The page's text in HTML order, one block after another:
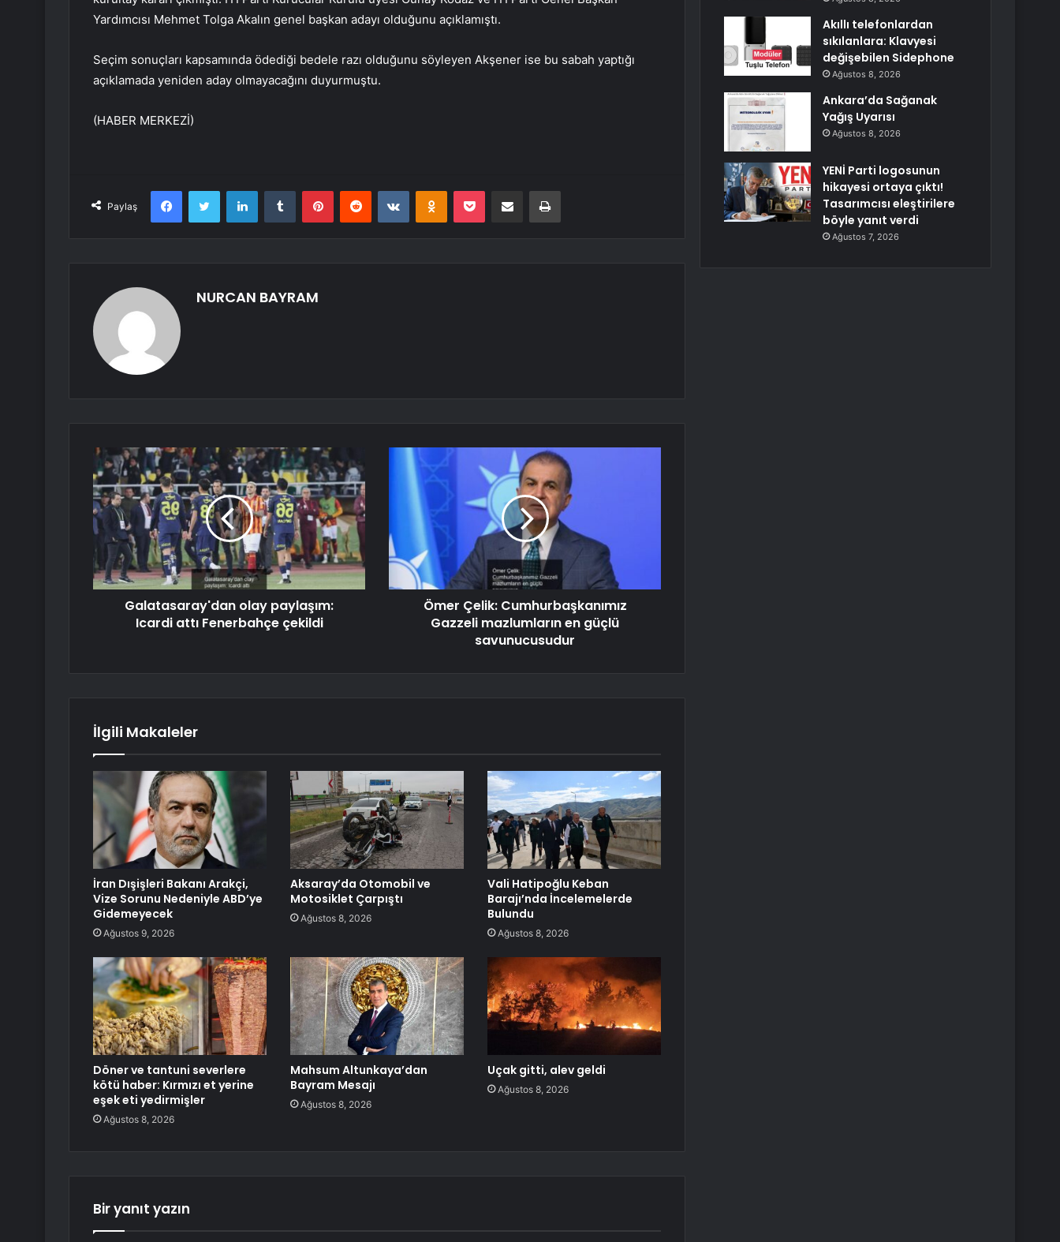
Yardımcısı Mehmet Tolga Akalın genel başkan adayı olduğunu açıklamıştı.
Seçim sonuçları kapsamında ödediği bedele razı olduğunu söyleyen Akşener ise bu sabah yaptığı
açıklamada yeniden aday olmayacağını duyurmuştu.
(HABER MERKEZİ)
Paylaş
FacebookTwitter LinkedInTumblr PinterestReddit VKontakteOdnoklassniki
Pocket E-Posta ile paylaş Yazdır
NURCAN BAYRAM
Galatasaray'dan olay paylaşım:
Icardi attı Fenerbahçe çekildi
Ömer Çelik: Cumhurbaşkanımız
Gazzeli mazlumların en güçlü
savunucusudur
İlgili Makaleler
İran Dışişleri Bakanı Arakçi,
Vize Sorunu Nedeniyle ABD’ye
Gidemeyecek
Ağustos 9, 2026
Aksaray’da Otomobil ve
Motosiklet Çarpıştı
Ağustos 8, 2026
Vali Hatipoğlu Keban
Barajı’nda İncelemelerde
Bulundu
Ağustos 8, 2026
Döner ve tantuni severlere
kötü haber: Kırmızı et yerine
eşek eti yedirmişler
Ağustos 8, 2026
Mahsum Altunkaya’dan
Bayram Mesajı
Ağustos 8, 2026
Uçak gitti, alev geldi
Ağustos 8, 2026
Bir yanıt yazın
Akıllı telefonlardan
sıkılanlara: Klavyesi
değişebilen Sidephone
Ağustos 8, 2026
Ankara’da Sağanak
Yağış Uyarısı
Ağustos 8, 2026
YENİ Parti logosunun
hikayesi ortaya çıktı!
Tasarımcısı eleştirilere
böyle yanıt verdi
Ağustos 7, 2026